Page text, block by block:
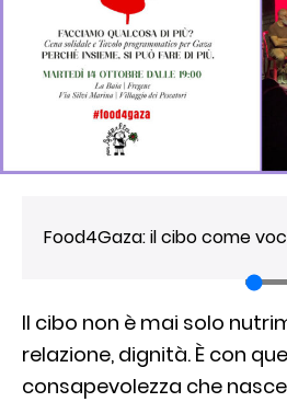
Food4Gaza: il cibo come
Il cibo non è mai solo
relazione, dignità. È con
consapevolezza che